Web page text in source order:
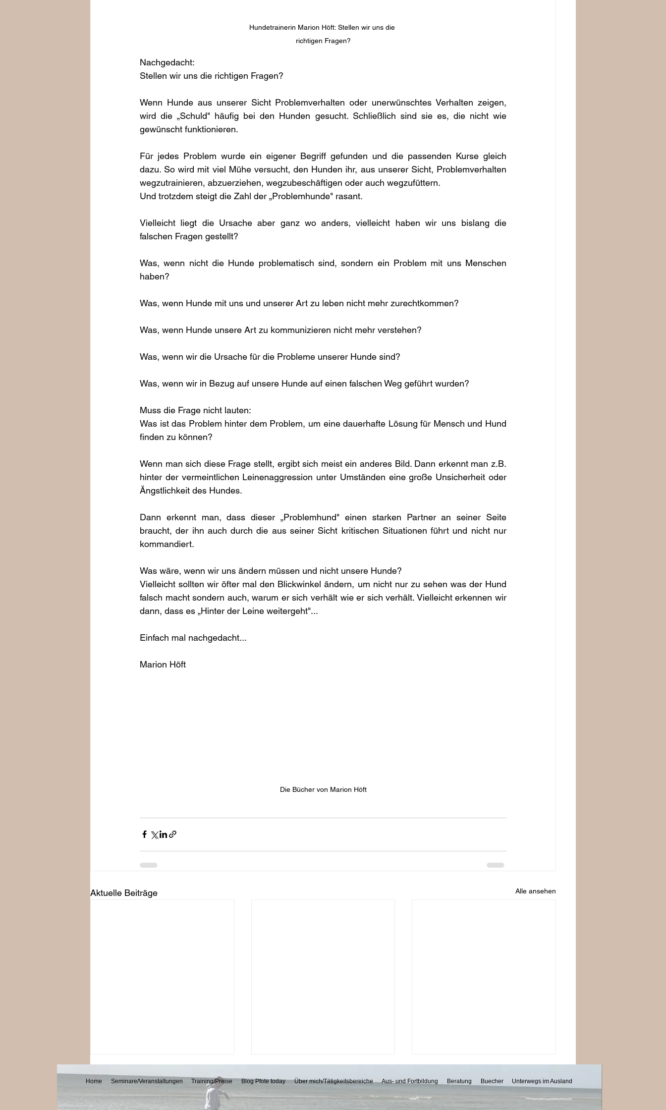
Hundetrainerin Marion Höft: Stellen wir uns die
richtigen Fragen?
Nachgedacht:
Stellen wir uns die richtigen Fragen?
Wenn Hunde aus unserer Sicht Problemverhalten oder unerwünschtes Verhalten zeigen,
wird die „Schuld" häufig bei den Hunden gesucht. Schließlich sind sie es, die nicht wie
gewünscht funktionieren.
Für jedes Problem wurde ein eigener Begriff gefunden und die passenden Kurse gleich
dazu. So wird mit viel Mühe versucht, den Hunden ihr, aus unserer Sicht, Problemverhalten
wegzutrainieren, abzuerziehen, wegzubeschäftigen oder auch wegzufüttern.
Und trotzdem steigt die Zahl der „Problemhunde" rasant.
Vielleicht liegt die Ursache aber ganz wo anders, vielleicht haben wir uns bislang die
falschen Fragen gestellt?
Was, wenn nicht die Hunde problematisch sind, sondern ein Problem mit uns Menschen
haben?
Was, wenn Hunde mit uns und unserer Art zu leben nicht mehr zurechtkommen?
Was, wenn Hunde unsere Art zu kommunizieren nicht mehr verstehen?
Was, wenn wir die Ursache für die Probleme unserer Hunde sind?
Was, wenn wir in Bezug auf unsere Hunde auf einen falschen Weg geführt wurden?
Muss die Frage nicht lauten:
Was ist das Problem hinter dem Problem, um eine dauerhafte Lösung für Mensch und Hund
finden zu können?
Wenn man sich diese Frage stellt, ergibt sich meist ein anderes Bild. Dann erkennt man z.B.
hinter der vermeintlichen Leinenaggression unter Umständen eine große Unsicherheit oder
Ängstlichkeit des Hundes.
Dann erkennt man, dass dieser „Problemhund" einen starken Partner an seiner Seite
braucht, der ihn auch durch die aus seiner Sicht kritischen Situationen führt und nicht nur
kommandiert.
Was wäre, wenn wir uns ändern müssen und nicht unsere Hunde?
Vielleicht sollten wir öfter mal den Blickwinkel ändern, um nicht nur zu sehen was der Hund
falsch macht sondern auch, warum er sich verhält wie er sich verhält. Vielleicht erkennen wir
dann, dass es „Hinter der Leine weitergeht"...
Einfach mal nachgedacht...
Marion Höft
Die Bücher von Marion Höft
Aktuelle Beiträge Alle ansehen
Home Seminare/Veranstaltungen Training/Preise Blog Pfote today Über mich/Tätigkeitsbereiche Aus- und Fortbildung Beratung Buecher Unterwegs im Ausland